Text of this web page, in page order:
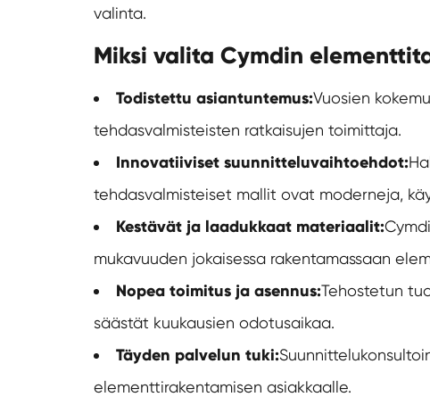
valinta.
Miksi valita Cymdin
Todistettu asiantuntemus:Vuosien
tehdasvalmisteisten ratkaisujen toimittaja.
Innovatiiviset suunnitteluvaihtoehdot:
tehdasvalmisteiset mallit ovat moderneja,
Kestävät ja laadukkaat materiaalit:
mukavuuden jokaisessa rakentamassaan
Nopea toimitus ja asennus:Tehostetun
säästät kuukausien odotusaikaa.
Täyden palvelun tuki:
elementtirakentamisen asiakkaalle.